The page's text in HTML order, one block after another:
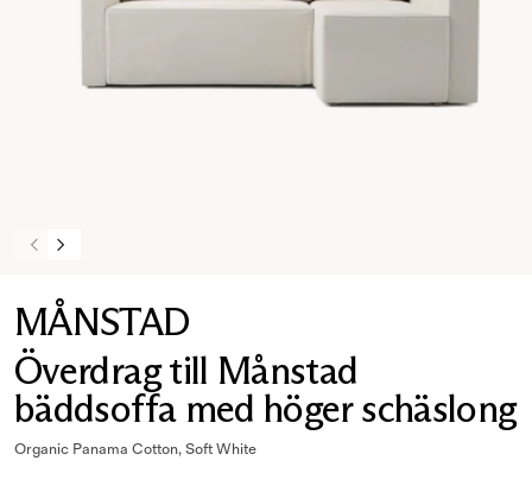
MÅNSTAD
Överdrag till Månstad
bäddsoffa med höger schäslong
Organic Panama Cotton, Soft White